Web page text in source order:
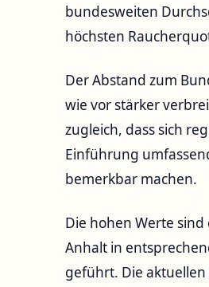
bundesweiten
höchsten
Der Abstand zum
wie vor stärker
zugleich, dass sich
Einführung
bemerkbar machen.
Die hohen Werte
Anhalt in
geführt. Die